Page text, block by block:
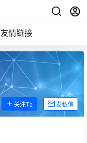
友情链接
关注Ta 发私信